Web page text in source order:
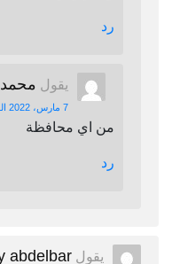
رد
يقول
7 مارس، 2022 الساعة 7:22 م
من اي محافظة
رد
يقول abdelbar